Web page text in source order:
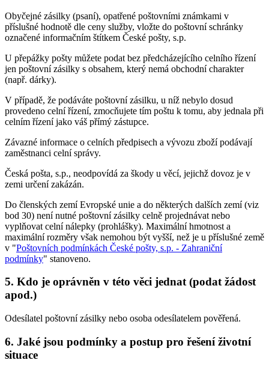
Obyčejné zásilky (psaní), opatřené poštovními známkami v
příslušné hodnotě dle ceny služby, vložte do poštovní schránky
označené informačním štítkem České pošty, s.p.
U přepážky pošty můžete podat bez předcházejícího celního řízení
jen poštovní zásilky s obsahem, který nemá obchodní charakter
(např. dárky).
V případě, že podáváte poštovní zásilku, u níž nebylo dosud
provedeno celní řízení, zmocňujete tím poštu k tomu, aby jednala při
celním řízení jako váš přímý zástupce.
Závazné informace o celních předpisech a vývozu zboží podávají
zaměstnanci celní správy.
Česká pošta, s.p., neodpovídá za škody u věcí, jejichž dovoz je v
zemi určení zakázán.
Do členských zemí Evropské unie a do některých dalších zemí (viz
bod 30) není nutné poštovní zásilky celně projednávat nebo
vyplňovat celní nálepky (prohlášky). Maximální hmotnost a
maximální rozměry však nemohou být vyšší, než je u příslušné země
v "Poštovních podmínkách České pošty, s.p. - Zahraniční
podmínky" stanoveno.
5. Kdo je oprávněn v této věci jednat (podat žádost
apod.)
Odesílatel poštovní zásilky nebo osoba odesílatelem pověřená.
6. Jaké jsou podmínky a postup pro řešení životní
situace